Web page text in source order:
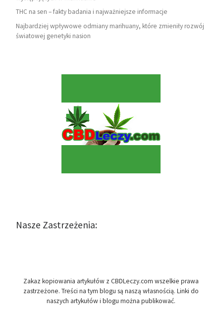
THC na sen – fakty badania i najważniejsze informacje
Najbardziej wpływowe odmiany marihuany, które zmieniły rozwój
światowej genetyki nasion
Nasze Zastrzeżenia:
Zakaz kopiowania artykułów z CBDLeczy.com wszelkie prawa
zastrzeżone. Treści na tym blogu są naszą własnością. Linki do
naszych artykułów i blogu można publikować.